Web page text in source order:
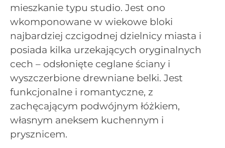
mieszkanie typu studio. Jest ono
wkomponowane w wiekowe bloki
najbardziej czcigodnej dzielnicy miasta i
posiada kilka urzekających oryginalnych
cech – odsłonięte ceglane ściany i
wyszczerbione drewniane belki. Jest
funkcjonalne i romantyczne, z
zachęcającym podwójnym łóżkiem,
własnym aneksem kuchennym i
prysznicem.